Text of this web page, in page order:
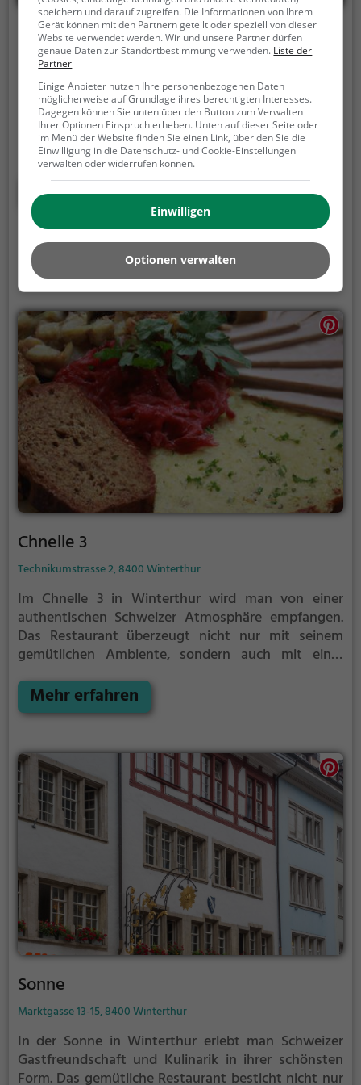
Hirschen
Dorfstrasse 13, 8314 Kyburg
Im Herzen von Kyburg befindet sich das charmante
Restaurant Hirschen, wo man in gemütlicher
Atmosphäre und rustikalem Ambiente ein
vielfältiges Angebot an Schweizerisch und
Regionalküche genießen kann. Die Küche punktet
mit frischen Biogerichten und leckeren
vegetarischen Spezialitäten. Nach dem Essen lädt die
Bar zum Verweilen ein und verwöhnt die Gäste mit
erfrischenden Cocktails. Hier wird Genuss
großgeschrieben! Wer sich kulinarisch verwöhnen
lassen möchte, ist im Restaurant Hirschen genau
richtig.
Mehr erfahren
Chnelle 3
Technikumstrasse 2, 8400 Winterthur
Im Chnelle 3 in Winterthur wird man von einer
authentischen Schweizer Atmosphäre empfangen.
Das Restaurant überzeugt nicht nur mit seinem
gemütlichen Ambiente, sondern auch mit einer
Getränken. Hier lässt es sich wunderbar in die
Traditionen der Schweizer Küche eintauchen und die
typische Schweizer Gerichte oder kulinarische
Innovationen probieren möchte, hier wird man
garantiert fündig. Ein Besuch im Chnelle 3 verspricht
kulinarische Genüsse und ein echtes Schweizer
Gastronomieerlebnis.
Mehr erfahren
Sonne
Marktgasse 13-15, 8400 Winterthur
In der Sonne in Winterthur erlebt man Schweizer
Gastfreundschaft und Kulinarik in ihrer schönsten
Form. Das gemütliche Restaurant besticht nicht nur
speichern und darauf zugreifen. Die Informationen von Ihrem
Gerät können mit den Partnern geteilt oder speziell von dieser
Website verwendet werden. Wir und unsere Partner dürfen
genaue Daten zur Standortbestimmung verwenden. Liste der
Partner
Einige Anbieter nutzen Ihre personenbezogenen Daten
möglicherweise auf Grundlage ihres berechtigten Interesses.
Dagegen können Sie unten über den Button zum Verwalten
Ihrer Optionen Einspruch erheben. Unten auf dieser Seite oder
im Menü der Website finden Sie einen Link, über den Sie die
Einwilligung in die Datenschutz- und Cookie-Einstellungen
verwalten oder widerrufen können.
Einwilligen
Optionen verwalten